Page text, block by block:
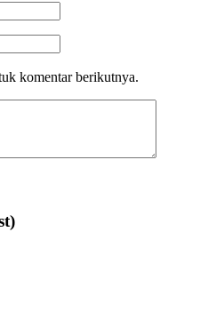
komentar berikutnya.